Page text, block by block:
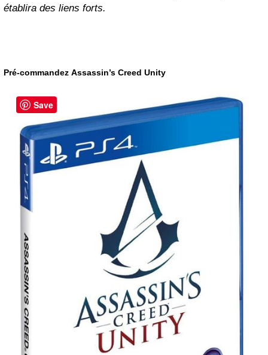
établira des liens forts.
Pré-commandez Assassin’s Creed Unity
Save